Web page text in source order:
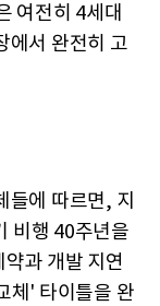
여전히 4세대
에서 완전히 고
들에 따르면, 지
비행 40주년을
과 개발 지연
체' 타이틀을 완